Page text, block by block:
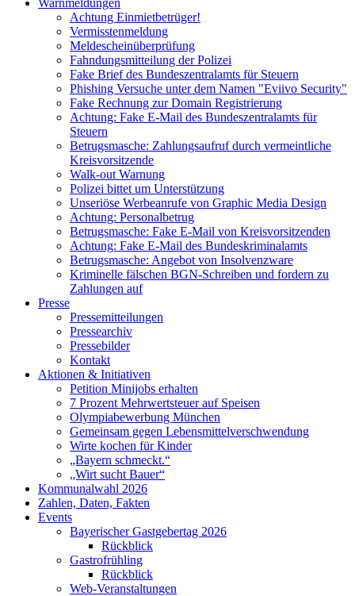
Achtung Einmietbetrüger!
Vermisstenmeldung
Meldescheinüberprüfung
Fahndungsmitteilung der Polizei
Fake Brief des Bundeszentralamts für Steuern
Phishing Versuche unter dem Namen "Eviivo Security"
Fake Rechnung zur Domain Registrierung
Achtung: Fake E-Mail des Bundeszentralamts für
Steuern
Betrugsmasche: Zahlungsaufruf durch vermeintliche
Kreisvorsitzende
Walk-out Warnung
Polizei bittet um Unterstützung
Unseriöse Werbeanrufe von Graphic Media Design
Achtung: Personalbetrug
Betrugsmasche: Fake E-Mail von Kreisvorsitzenden
Achtung: Fake E-Mail des Bundeskriminalamts
Betrugsmasche: Angebot von Insolvenzware
Kriminelle fälschen BGN-Schreiben und fordern zu
Zahlungen auf
Presse
Pressemitteilungen
Pressearchiv
Pressebilder
Kontakt
Aktionen & Initiativen
Petition Minijobs erhalten
7 Prozent Mehrwertsteuer auf Speisen
Olympiabewerbung München
Gemeinsam gegen Lebensmittelverschwendung
Wirte kochen für Kinder
„Bayern schmeckt.“
„Wirt sucht Bauer“
Kommunalwahl 2026
Zahlen, Daten, Fakten
Events
Bayerischer Gastgebertag 2026
Rückblick
Gastrofrühling
Rückblick
Web-Veranstaltungen